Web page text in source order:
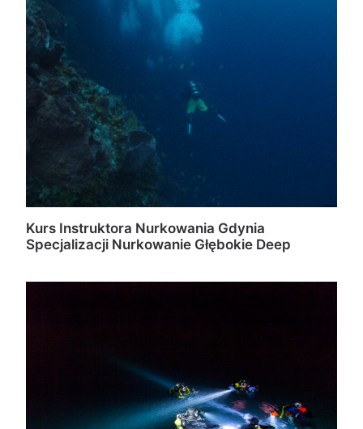
Kurs Instruktora Nurkowania Gdynia
Specjalizacji Nurkowanie Głębokie Deep